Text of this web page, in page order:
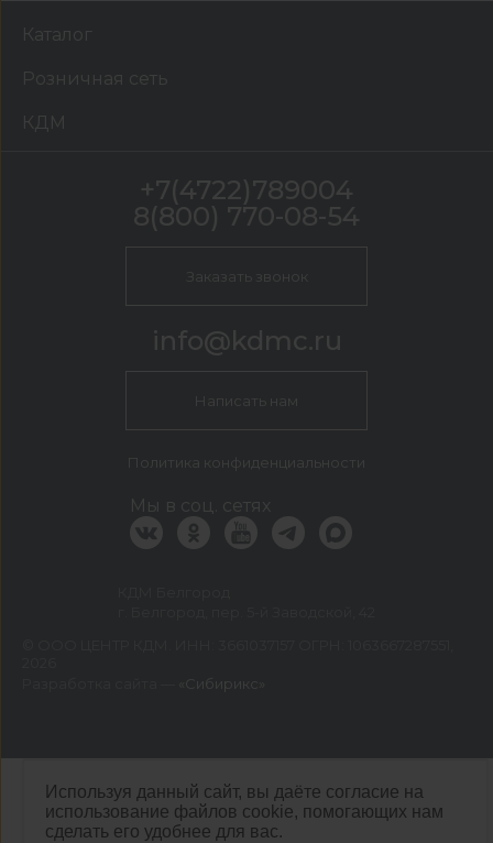
Используя данный сайт, вы даёте согласие на
использование файлов cookie, помогающих нам
сделать его удобнее для вас.
Каталог
Розничная сеть
КДМ
+7(4722)789004
8(800) 770-08-54
Заказать звонок
info@kdmc.ru
Написать нам
Политика конфиденциальности
Мы в соц. сетях
«Сибирикс»